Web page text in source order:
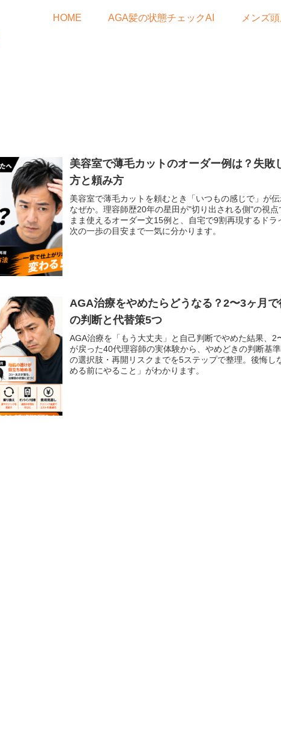
HOME AGA髪の状態チェックAI メンズ
美容室で薄毛カットのオーダー例は？失敗
方と頼み方
美容室で薄毛カットを頼むとき「いつもの感じで」が
なぜか。理容師歴20年の星田が"切り出される側"の視
まま使えるオーダー文15例と、自宅で9割再現するドラ
次の一歩の目安まで一気に分かります。
AGA治療をやめたらどうなる？2〜3ヶ月
の判断と代替策5つ
AGA治療を「もう大丈夫」と自己判断でやめた結果、2
が戻った40代理容師の実体験から、やめどきの判断基
の選択肢・再開リスクまでを5ステップで整理。後悔し
める前にやること」がわかります。